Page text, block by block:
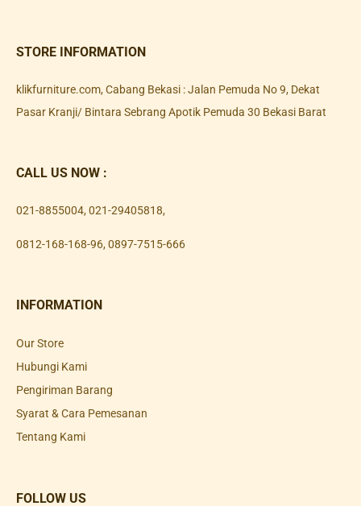
STORE INFORMATION
klikfurniture.com, Cabang Bekasi : Jalan Pemuda No 9, Dekat
Pasar Kranji/ Bintara Sebrang Apotik Pemuda 30 Bekasi Barat
CALL US NOW :
021-8855004, 021-29405818,
0812-168-168-96, 0897-7515-666
INFORMATION
Our Store
Hubungi Kami
Pengiriman Barang
Syarat & Cara Pemesanan
Tentang Kami
FOLLOW US